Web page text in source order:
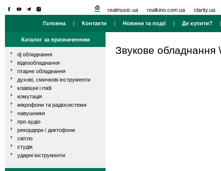
realmusic.ua realkino.com.ua clarity.ua
Головна | Контакти | Новини та події| Де купити?
Каталог за призначенням
dj обладнання
відеообладнання
гітарне обладнання
духові, смичкові інструменти
клавішні і midi
комутація
мікрофони та радіосистеми
навушники
про аудіо
рекордери / диктофони
світло
студія
ударні інструменти
Звукове обладнання